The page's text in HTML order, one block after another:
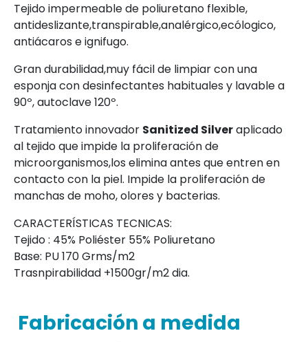
Tejido impermeable de poliuretano flexible,
antideslizante,transpirable,analérgico,ecólogico,
antiácaros e ignifugo.
Gran durabilidad,muy fácil de limpiar con una
esponja con desinfectantes habituales y lavable a
90º, autoclave 120º.
Tratamiento innovador Sanitized Silveraplicado
al tejido que impide la proliferación de
microorganismos,los elimina antes que entren en
contacto con la piel. Impide la proliferación de
manchas de moho, olores y bacterias.
CARACTERÍSTICAS TECNICAS:
Tejido : 45% Poliéster 55% Poliuretano
Base: PU 170 Grms/m2
Trasnpirabilidad +1500gr/m2 dia.
Fabricación a medida